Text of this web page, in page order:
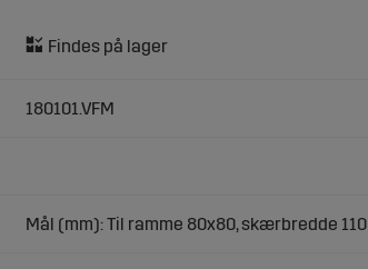
180101.VFM
Mål (mm): Til ramme 80x80, skærbredde 110